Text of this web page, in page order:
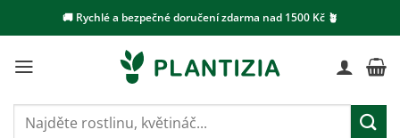
na
🚚 Rychlé a bezpečné doručení zdarma nad 1500 Kč 🪴
Hledat: